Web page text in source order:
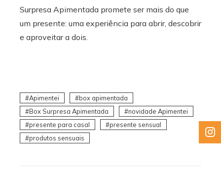
Surpresa Apimentada promete ser mais do que
um presente: uma experiência para abrir, descobrir
e aproveitar a dois.
Apimentei
box apimentada
Box Surpresa Apimentada
novidade Apimentei
presente para casal
presente sensual
produtos sensuais